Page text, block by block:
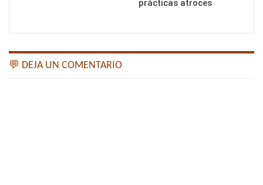
prácticas atroces
💬 DEJA UN COMENTARIO